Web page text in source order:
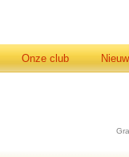
Onze club